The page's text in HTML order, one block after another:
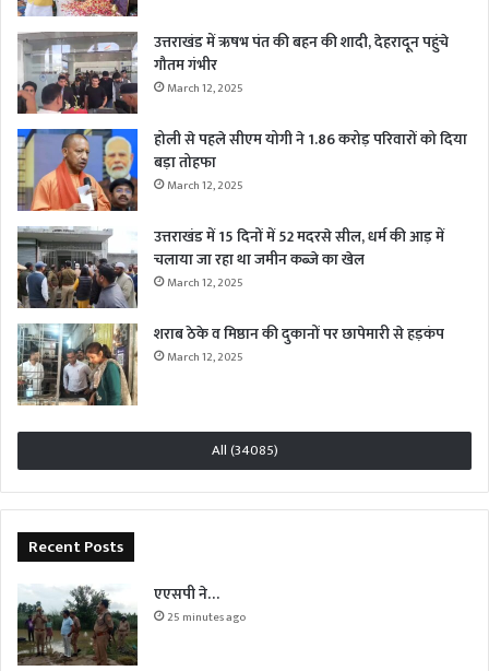
उत्तराखंड में ऋषभ पंत की बहन की शादी, देहरादून पहुंचे
गौतम गंभीर
March 12, 2025
होली से पहले सीएम योगी ने 1.86 करोड़ परिवारों को दिया
बड़ा तोहफा
March 12, 2025
उत्तराखंड में 15 दिनों में 52 मदरसे सील, धर्म की आड़ में
चलाया जा रहा था जमीन कब्जे का खेल
March 12, 2025
शराब ठेके व मिष्ठान की दुकानों पर छापेमारी से हड़कंप
March 12, 2025
All (34085)
Recent Posts
एएसपी ने…
25 minutes ago